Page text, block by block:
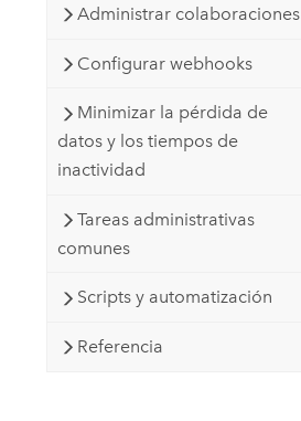
Administrar colaboraciones
Configurar webhooks
Minimizar la pérdida de
datos y los tiempos de
inactividad
Tareas administrativas
comunes
Scripts y automatización
Referencia